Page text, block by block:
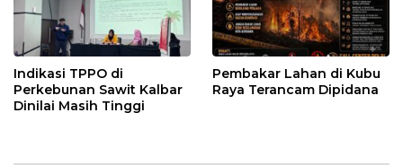
Indikasi TPPO di
Perkebunan Sawit Kalbar
Dinilai Masih Tinggi
Pembakar Lahan di Kubu
Raya Terancam Dipidana